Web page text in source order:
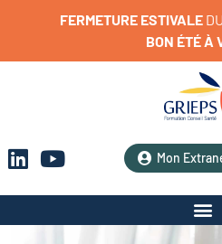
FERMETURE ESTIVALE DU
BON ÉTÉÀ
Mon